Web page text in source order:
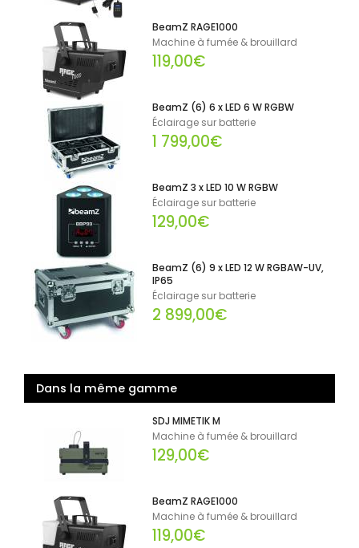
BeamZ RAGE1000
Machine à fumée & brouillard
119,00€
BeamZ (6) 6 x LED 6 W RGBW
Éclairage sur batterie
1 799,00€
BeamZ 3 x LED 10 W RGBW
Éclairage sur batterie
129,00€
BeamZ (6) 9 x LED 12 W RGBAW-UV,
IP65
Éclairage sur batterie
2 899,00€
Dans la même gamme
SDJ MIMETIK M
Machine à fumée & brouillard
129,00€
BeamZ RAGE1000
Machine à fumée & brouillard
119,00€